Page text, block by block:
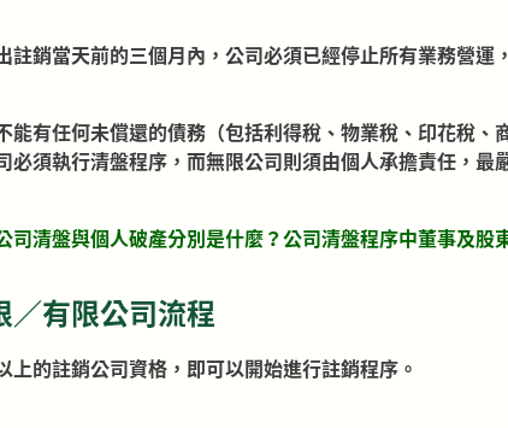
註銷當天前的三個月內，公司必須已經停止所有業務營運
能有任何未償還的債務（包括利得稅、物業稅、印花稅
必須執行清盤程序，而無限公司則須由個人承擔責任，最
司清盤與個人破產分別是什麼？公司清盤程序中董事及股
／有限公司流程
上的註銷公司資格，即可以開始進行註銷程序。